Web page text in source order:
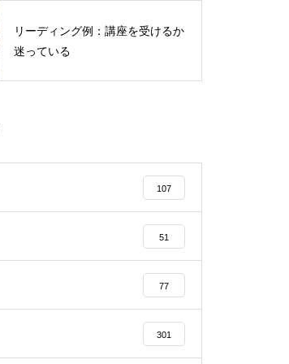
リーディング例：講座を受けるか
迷っている
107
51
77
301